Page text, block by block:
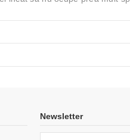
Newsletter